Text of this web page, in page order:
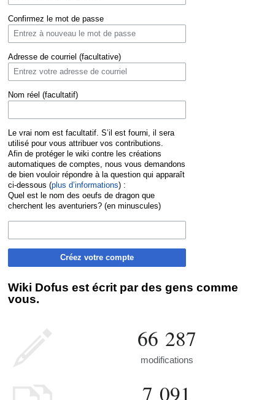
Confirmez le mot de passe
Adresse de courriel (facultative)
Nom réel (facultatif)
Le vrai nom est facultatif. S’il est fourni, il sera
utilisé pour vous attribuer vos contributions.
Afin de protéger le wiki contre les créations
automatiques de comptes, nous vous demandons
de bien vouloir répondre à la question qui apparaît
ci-dessous (plus d’informations) :
Quel est le nom des oeufs de dragon que
cherchent les aventuriers? (en minuscules)
Créez votre compte
Wiki Dofus est écrit par des gens comme
vous.
66 287
modifications
7 091